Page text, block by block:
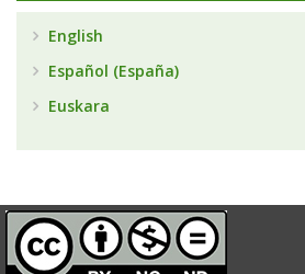
English
Español (España)
Euskara